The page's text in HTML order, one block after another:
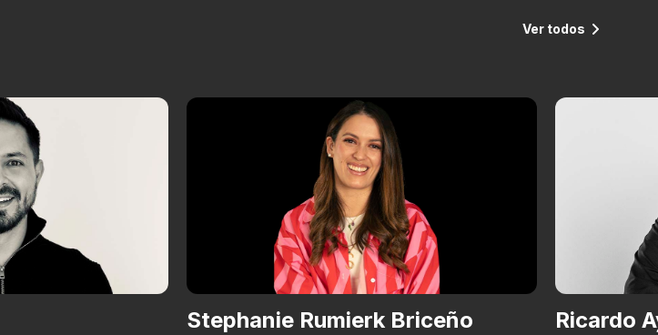
Ver todos
Stephanie Rumierk Briceño Ricardo